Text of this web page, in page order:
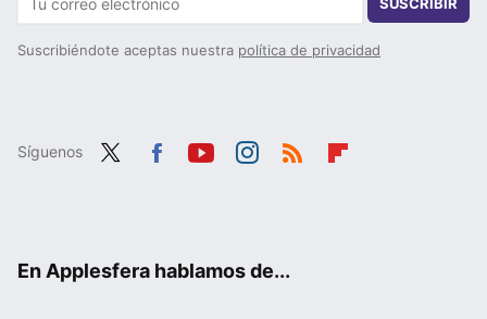
SUSCRIBIR
Suscribiéndote aceptas nuestra política de privacidad
Síguenos
En Applesfera hablamos de...